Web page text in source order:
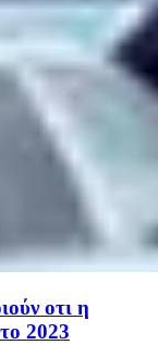
οτι η
2023